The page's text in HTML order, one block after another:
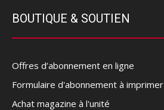
BOUTIQUE & SOUTIEN
Offres d’abonnement en ligne
Formulaire d'abonnement à imprimer
Achat magazine à l'unité